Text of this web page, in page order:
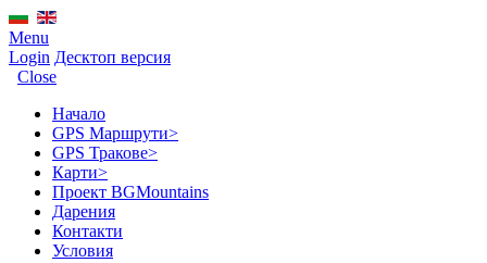
Menu
Login Десктоп версия
Close
Начало
GPS Mаршрути>
GPS Тракове>
Карти>
Проект BGMountains
Дарения
Контакти
Условия